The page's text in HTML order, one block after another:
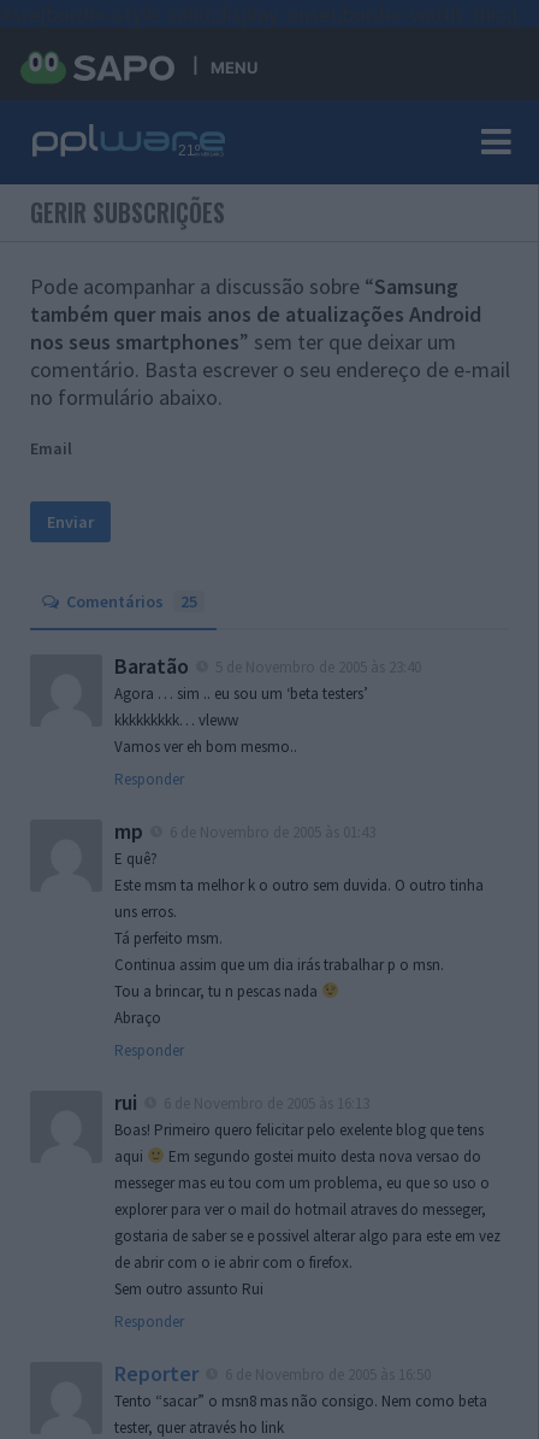
MENU
GERIR SUBSCRIÇÕES
Pode acompanhar a discussão sobre “Samsung
também quer mais anos de atualizações Android
nos seus smartphones” sem ter que deixar um
comentário. Basta escrever o seu endereço de e-mail
no formulário abaixo.
Email
Comentários 25
Baratão
Agora … sim .. eu sou um ‘beta testers’
kkkkkkkkk… vleww
Vamos ver eh bom mesmo..
Responder
mp
E quê?
Este msm ta melhor k o outro sem duvida. O outro tinha
uns erros.
Tá perfeito msm.
Continua assim que um dia irás trabalhar p o msn.
Tou a brincar, tu n pescas nada
Abraço
Responder
rui
Boas! Primeiro quero felicitar pelo exelente blog que tens
aqui
Em segundo gostei muito desta nova versao do
messeger mas eu tou com um problema, eu que so uso o
explorer para ver o mail do hotmail atraves do messeger,
gostaria de saber se e possivel alterar algo para este em vez
de abrir com o ie abrir com o firefox.
Sem outro assunto Rui
Responder
Reporter
Tento “sacar” o msn8 mas não consigo. Nem como beta
tester, quer através ho link